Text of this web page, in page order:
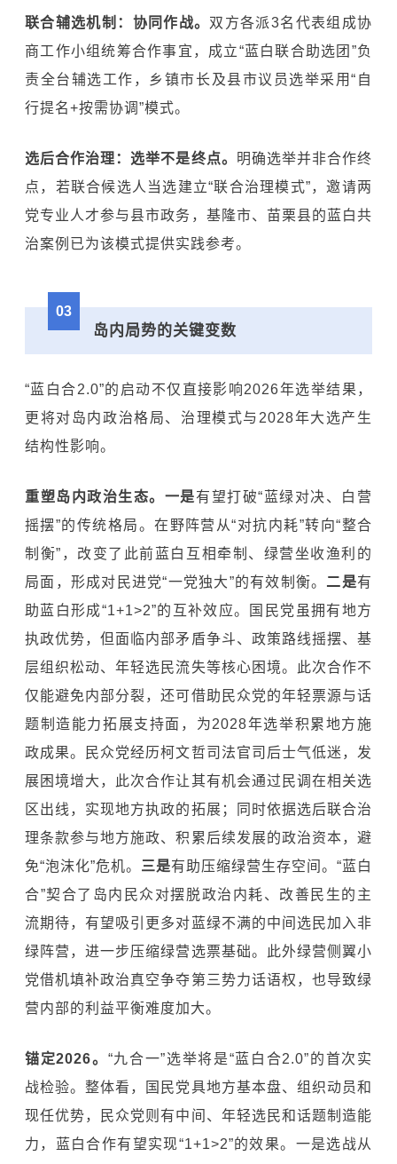
联合辅选机制：协同作战。 双方各派3名代表组成协
商工作小组统筹合作事宜，成立“蓝白联合助选团”负
责全台辅选工作，乡镇市长及县市议员选举采用“自
行提名+按需协调”模式。
选后合作治理：选举不是终点。 明确选举并非合作终
点，若联合候选人当选建立“联合治理模式”，邀请两
党专业人才参与县市政务，基隆市、苗栗县的蓝白共
治案例已为该模式提供实践参考。
03
岛内局势的关键变数
“蓝白合2.0”的启动不仅直接影响2026年选举结果，
更将对岛内政治格局、治理模式与2028年大选产生
结构性影响。
重塑岛内政治生态。 一是有望打破“蓝绿对决、白营
摇摆”的传统格局。在野阵营从“对抗内耗”转向“整合
制衡”，改变了此前蓝白互相牵制、绿营坐收渔利的
局面，形成对民进党“一党独大”的有效制衡。 二是有
助蓝白形成“1+1>2”的互补效应。国民党虽拥有地方
执政优势，但面临内部矛盾争斗、政策路线摇摆、基
层组织松动、年轻选民流失等核心困境。此次合作不
仅能避免内部分裂，还可借助民众党的年轻票源与话
题制造能力拓展支持面，为2028年选举积累地方施
政成果。民众党经历柯文哲司法官司后士气低迷，发
展困境增大，此次合作让其有机会通过民调在相关选
区出线，实现地方执政的拓展；同时依据选后联合治
理条款参与地方施政、积累后续发展的政治资本，避
免“泡沫化”危机。 三是有助压缩绿营生存空间。“蓝白
合”契合了岛内民众对摆脱政治内耗、改善民生的主
流期待，有望吸引更多对蓝绿不满的中间选民加入非
绿阵营，进一步压缩绿营选票基础。此外绿营侧翼小
党借机填补政治真空争夺第三势力话语权，也导致绿
营内部的利益平衡难度加大。
锚定2026。 “九合一”选举将是“蓝白合2.0”的首次实
战检验。整体看，国民党具地方基本盘、组织动员和
现任优势，民众党则有中间、年轻选民和话题制造能
力，蓝白合作有望实现“1+1>2”的效果。一是选战从